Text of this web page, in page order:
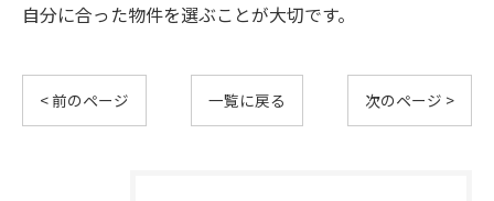
自分に合った物件を選ぶことが大切です。
< 前のページ 一覧に戻る 次のページ >